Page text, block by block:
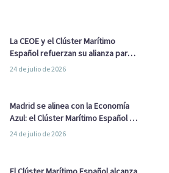
La CEOE y el Clúster Marítimo
Español refuerzan su alianza para
impulsar una estrategia Nacional
24 de julio de 2026
Madrid se alinea con la Economía
Azul: el Clúster Marítimo Español y
la Real Liga Naval avanzan alianzas
24 de julio de 2026